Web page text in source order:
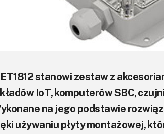
stanowi zestaw z
IoT, komputerów SBC,
na jego podstawie
używaniu płyty montażowej,